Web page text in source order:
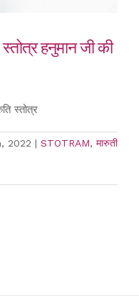
हनुमान जी की
स्तोत्र
2022 | STOTRAM, मारुती